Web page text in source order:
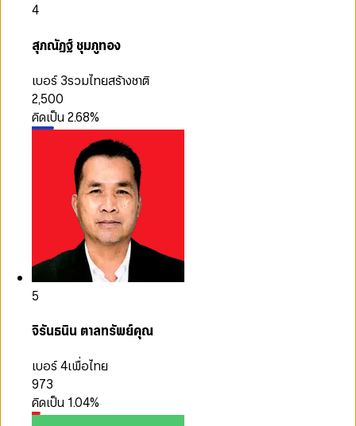
4
สุภณัฏฐ์ ชุมภูทอง
เบอร์ 3รวมไทยสร้างชาติ
2,500
คิดเป็น2.68%
5
จิรันธนิน ตาลทรัพย์คุณ
เบอร์ 4เพื่อไทย
973
คิดเป็น 1.04%